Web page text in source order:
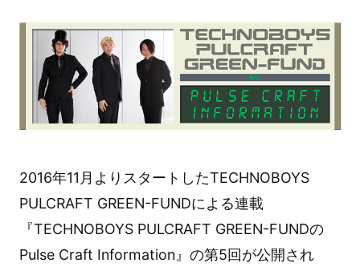
2016年11月よりスタートしたTECHNOBOYS
PULCRAFT GREEN-FUNDによる連載
『TECHNOBOYS PULCRAFT GREEN-FUNDの
Pulse Craft Information』の第5回が公開され